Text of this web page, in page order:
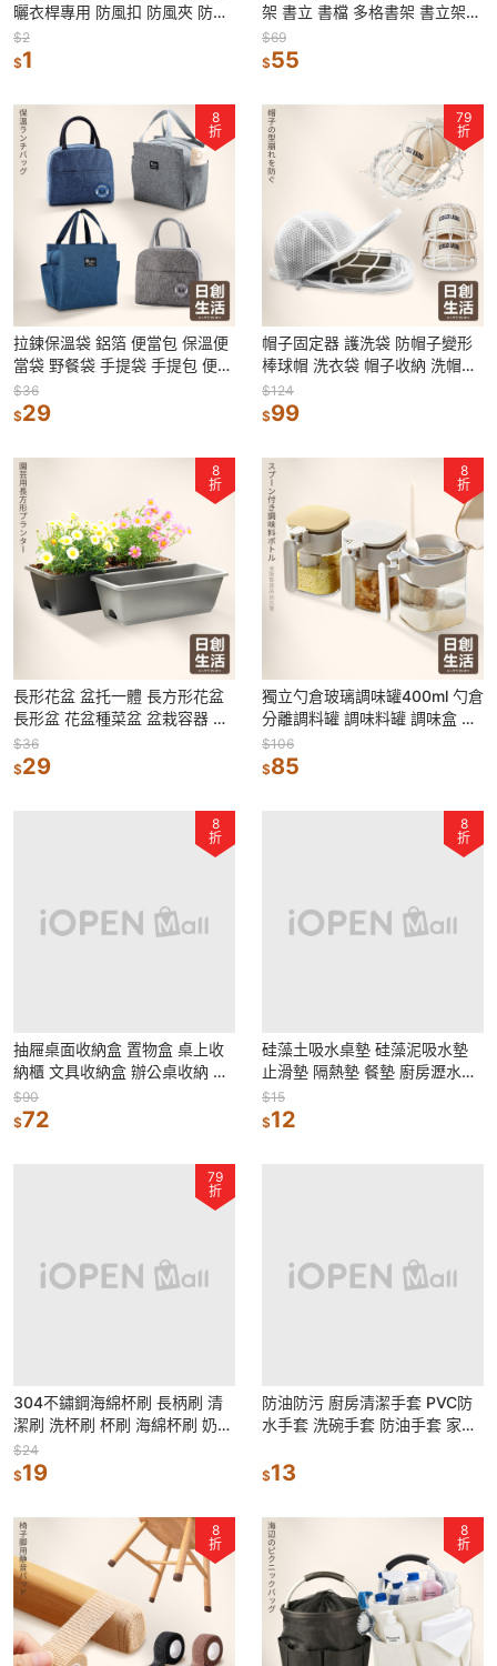
曬衣桿專用 防風扣 防風夾 防滑
勾 防風勾 衣架掛鉤 掛勾 扣環
$2
$1
架 書立 書檔 多格書架 書立架
分隔架 文件收納架 桌面書架
$69
$55
8
折
拉鍊保溫袋 鋁箔 便當包 保溫便
當袋 野餐袋 手提袋 手提包 便當
袋 飯盒袋 野餐袋 保冷袋 包包
$36
$29
79
折
帽子固定器 護洗袋 防帽子變形
棒球帽 洗衣袋 帽子收納 洗帽子
袋 洗帽子 洗帽器 洗帽袋 洗衣網
$124
$99
8
折
長形花盆 盆托一體 長方形花盆
長形盆 花盆種菜盆 盆栽容器 控
根盆 菜盆 花槽 植物花盆 霍倫盆
$36
$29
8
折
獨立勺倉玻璃調味罐400ml 勺倉
分離調料罐 調味料罐 調味盒 防
潮調味罐 玻璃調味罐 調味粉
$106
$85
8
折
抽屜桌面收納盒 置物盒 桌上收
納櫃 文具收納盒 辦公桌收納 小
型收納櫃 置物盒 抽屜收納盒 桌
面收納
$90
$72
8
折
硅藻土吸水桌墊 硅藻泥吸水墊
止滑墊 隔熱墊 餐墊 廚房瀝水墊
吸水墊 防滑墊 瀝水墊 餐桌墊
$15
$12
79
折
304不鏽鋼海綿杯刷 長柄刷 清
潔刷 洗杯刷 杯刷 海綿杯刷 奶瓶
刷 保溫杯刷 夾子 刷子 環保杯刷
$24
$19
防油防污 廚房清潔手套 PVC防
水手套 洗碗手套 防油手套 家務
$13
8
折
8
折